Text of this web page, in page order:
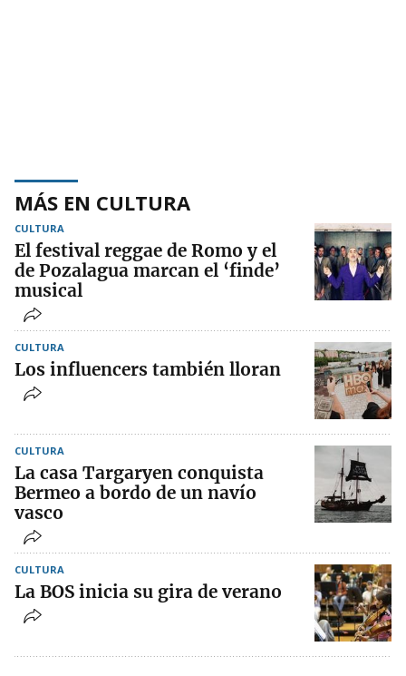
MÁS EN CULTURA
CULTURA
El festival reggae de Romo y el
de Pozalagua marcan el ‘finde’
musical
CULTURA
Los influencers también lloran
CULTURA
La casa Targaryen conquista
Bermeo a bordo de un navío
vasco
CULTURA
La BOS inicia su gira de verano